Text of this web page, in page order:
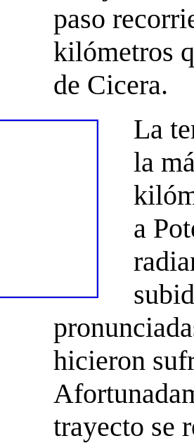
paso
kilómetros
de Cicera.
La
la
a
hicieron
trayecto se